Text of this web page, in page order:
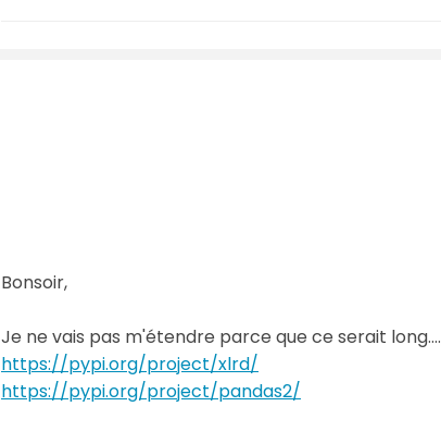
Bonsoir,
Je ne vais pas m'étendre parce que ce serait long....
https://pypi.org/project/xlrd/
https://pypi.org/project/pandas2/